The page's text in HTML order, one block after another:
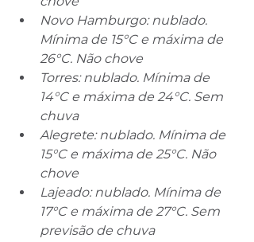
Novo Hamburgo: nublado.
Mínima de 15°C e máxima de
26°C. Não chove
Torres: nublado. Mínima de
14°C e máxima de 24°C. Sem
chuva
Alegrete: nublado. Mínima de
15°C e máxima de 25°C. Não
chove
Lajeado: nublado. Mínima de
17°C e máxima de 27°C. Sem
previsão de chuva